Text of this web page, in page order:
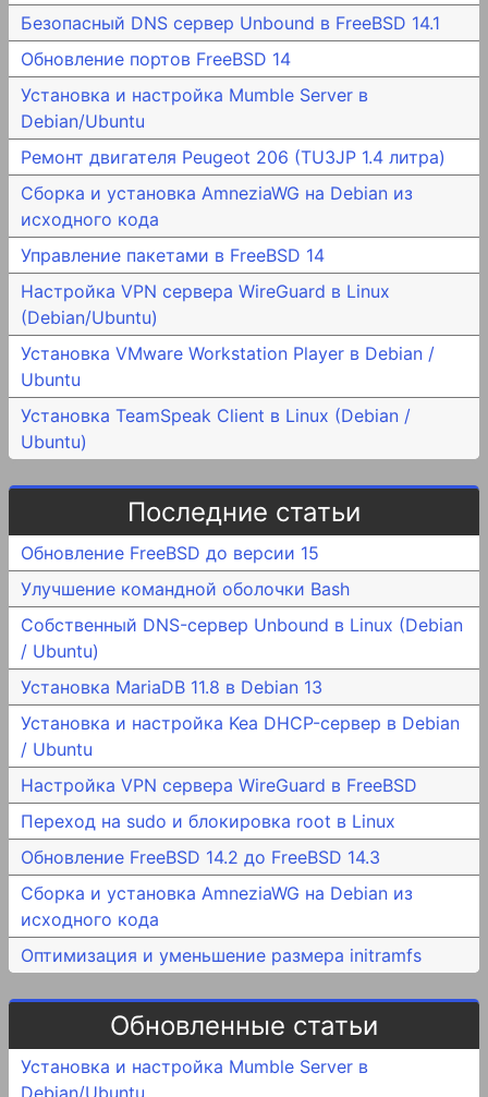
Безопасный DNS сервер Unbound в FreeBSD 14.1
Обновление портов FreeBSD 14
Установка и настройка Mumble Server в
Debian/Ubuntu
Ремонт двигателя Peugeot 206 (TU3JP 1.4 литра)
Сборка и установка AmneziaWG на Debian из
исходного кода
Управление пакетами в FreeBSD 14
Настройка VPN сервера WireGuard в Linux
(Debian/Ubuntu)
Установка VMware Workstation Player в Debian /
Ubuntu
Установка TeamSpeak Client в Linux (Debian /
Ubuntu)
Последние статьи
Обновление FreeBSD до версии 15
Улучшение командной оболочки Bash
Собственный DNS-сервер Unbound в Linux (Debian
/ Ubuntu)
Установка MariaDB 11.8 в Debian 13
Установка и настройка Kea DHCP-сервер в Debian
/ Ubuntu
Настройка VPN сервера WireGuard в FreeBSD
Переход на sudo и блокировка root в Linux
Обновление FreeBSD 14.2 до FreeBSD 14.3
Сборка и установка AmneziaWG на Debian из
исходного кода
Оптимизация и уменьшение размера initramfs
Обновленные статьи
Установка и настройка Mumble Server в
Debian/Ubuntu